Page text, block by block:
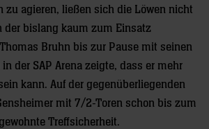
zu agieren, ließen sich die Löwen nicht
der bislang kaum zum Einsatz
Bruhn bis zur Pause mit seinen
der SAP Arena zeigte, dass er mehr
kann. Auf der gegenüberliegenden
mit 7/2-Toren schon bis zum
Treffsicherheit.